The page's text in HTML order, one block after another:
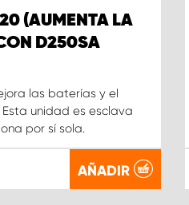
(AUMENTA LA
D250SA
las baterías y el
Esta unidad es esclava
por sí sola.
AÑADIR